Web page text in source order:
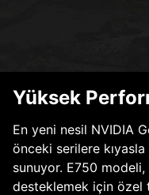
Yüksek
En yeni nesil NVIDIA
önceki serilere
sunuyor. E750 modeli,
desteklemek için özel